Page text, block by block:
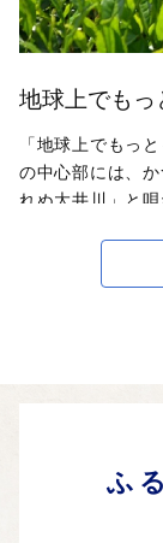
地球上でも
「地球上でもっ
の中心部には、
れぬ大井川」と
さを誇る牧之原
日本三奇祭の島
ふ